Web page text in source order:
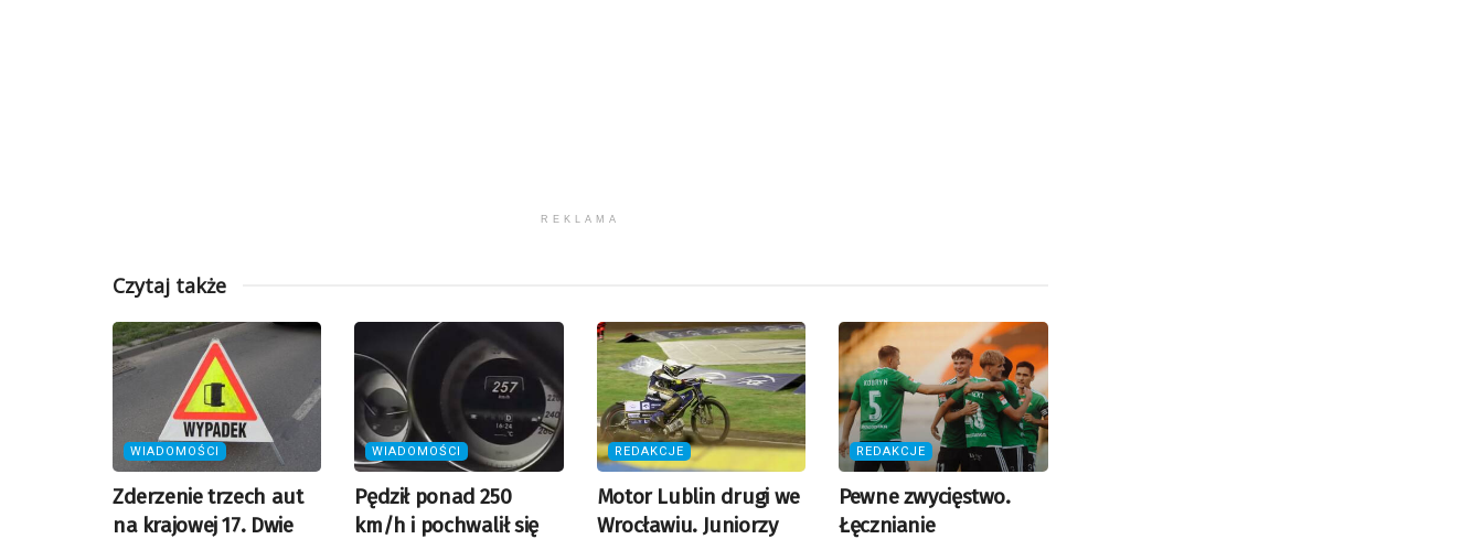
REKLAMA
Czytaj także
WIADOMOŚCI
Zderzenie trzech aut
na krajowej 17. Dwie
WIADOMOŚCI
Pędził ponad 250
km/h i pochwalił się
REDAKCJE
Motor Lublin drugi we
Wrocławiu. Juniorzy
REDAKCJE
Pewne zwycięstwo.
Łęcznianie